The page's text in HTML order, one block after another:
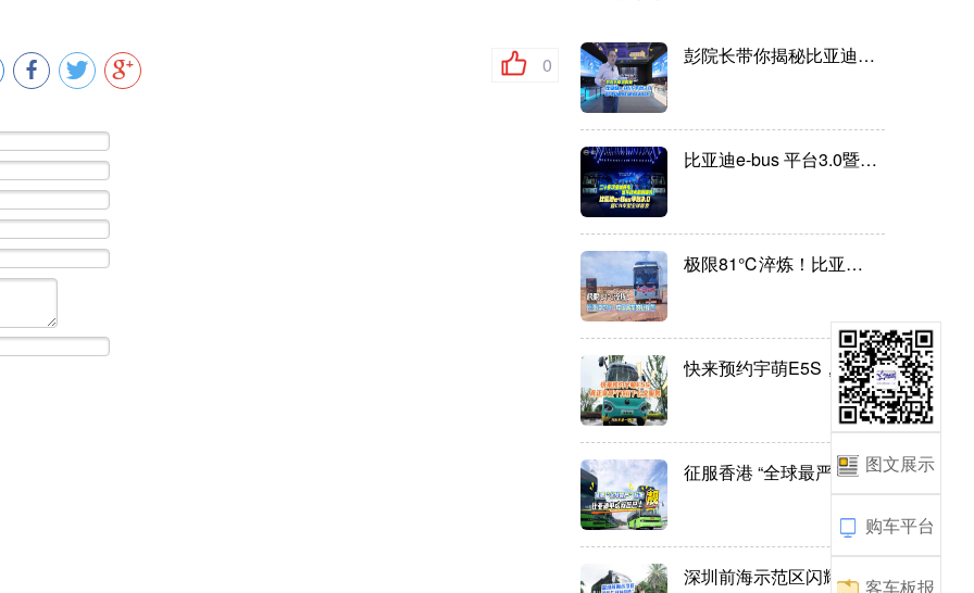
0 彭院长带你揭秘比亚迪e-BUS平...
比亚迪e-bus 平台3.0暨比亚...
极限81℃淬炼！比亚迪C11：中...
快来预约宇萌E5S，真正享受"...
征服香港 “全球最严”标准...
深圳前海示范区闪耀“科技名...
图文展示
购车平台
客车板报